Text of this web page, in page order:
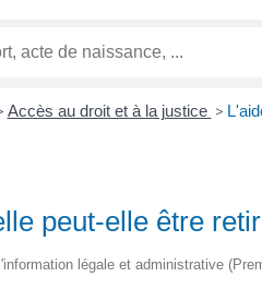
Accès au droit et à la justice >
peut-elle être
légale et administrative